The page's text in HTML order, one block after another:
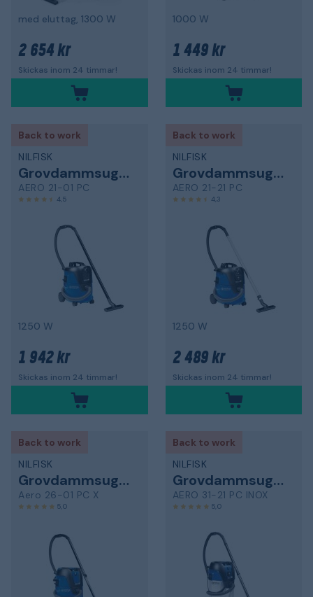
med eluttag, 1300 W
2 654 kr
Skickas inom 24 timmar!
1000 W
1 449 kr
Skickas inom 24 timmar!
Back to work
NILFISK
Grovdammsugare
AERO 21-01 PC
4,5
1250 W
1 942 kr
Skickas inom 24 timmar!
Back to work
NILFISK
Grovdammsugare
AERO 21-21 PC
4,3
1250 W
2 489 kr
Skickas inom 24 timmar!
Back to work
NILFISK
Grovdammsugare
Aero 26-01 PC X
5,0
Back to work
NILFISK
Grovdammsugare
AERO 31-21 PC INOX
5,0